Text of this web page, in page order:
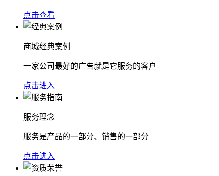
点击查看
商城经典案例
一家公司最好的广告就是它服务的客户
点击进入
服务理念
服务是产品的一部分、销售的一部分
点击进入